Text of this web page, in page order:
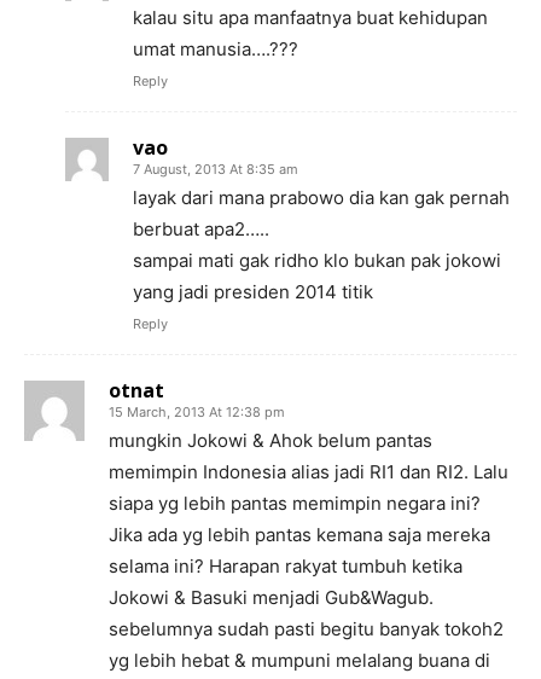
kalau situ apa manfaatnya buat kehidupan
umat manusia….???
Reply
vao
7 August, 2013 At 8:35 am
layak dari mana prabowo dia kan gak pernah
berbuat apa2…..
sampai mati gak ridho klo bukan pak jokowi
yang jadi presiden 2014 titik
Reply
otnat
15 March, 2013 At 12:38 pm
mungkin Jokowi & Ahok belum pantas
memimpin Indonesia alias jadi RI1 dan RI2. Lalu
siapa yg lebih pantas memimpin negara ini?
Jika ada yg lebih pantas kemana saja mereka
selama ini? Harapan rakyat tumbuh ketika
Jokowi & Basuki menjadi Gub&Wagub.
sebelumnya sudah pasti begitu banyak tokoh2
yg lebih hebat & mumpuni melalang buana di